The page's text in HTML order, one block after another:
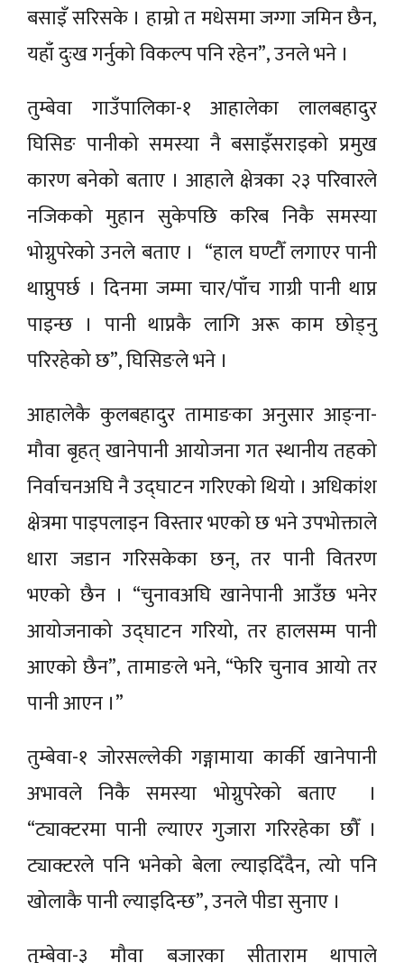
बसाइँ सरिसके । हाम्रो त मधेसमा जग्गा जमिन छैन,
यहाँ दुःख गर्नुको विकल्प पनि रहेन”, उनले भने ।
तुम्बेवा गाउँपालिका-१ आहालेका लालबहादुर
घिसिङ पानीको समस्या नै बसाइँसराइको प्रमुख
कारण बनेको बताए । आहाले क्षेत्रका २३ परिवारले
नजिकको मुहान सुकेपछि करिब निकै समस्या
भोग्नुपरेको उनले बताए । “हाल घण्टौँ लगाएर पानी
थाप्नुपर्छ । दिनमा जम्मा चार/पाँच गाग्री पानी थाप्न
पाइन्छ । पानी थाप्नकै लागि अरू काम छोड्नु
परिरहेको छ”, घिसिङले भने ।
आहालेकै कुलबहादुर तामाङका अनुसार आङ्ना-
मौवा बृहत् खानेपानी आयोजना गत स्थानीय तहको
निर्वाचनअघि नै उद्घाटन गरिएको थियो । अधिकांश
क्षेत्रमा पाइपलाइन विस्तार भएको छ भने उपभोक्ताले
धारा जडान गरिसकेका छन्, तर पानी वितरण
भएको छैन । “चुनावअघि खानेपानी आउँछ भनेर
आयोजनाको उद्घाटन गरियो, तर हालसम्म पानी
आएको छैन”, तामाङले भने, “फेरि चुनाव आयो तर
पानी आएन ।”
तुम्बेवा-१ जोरसल्लेकी गङ्गामाया कार्की खानेपानी
अभावले निकै समस्या भोग्नुपरेको बताए ।
“ट्याक्टरमा पानी ल्याएर गुजारा गरिरहेका छौँ ।
ट्याक्टरले पनि भनेको बेला ल्याइदिँदैन, त्यो पनि
खोलाकै पानी ल्याइदिन्छ”, उनले पीडा सुनाए ।
तुम्बेवा-३ मौवा बजारका सीताराम थापाले